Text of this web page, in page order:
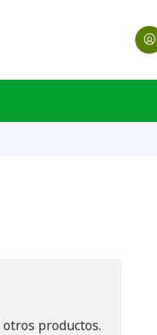
productos.